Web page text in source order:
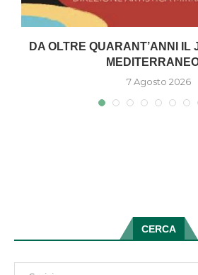
DA OLTRE QUARANT’ANNI IL
7 Agosto 2026
CERCA